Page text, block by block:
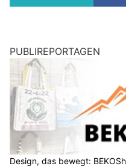
PUBLIREPORTAGEN
Design, das bewegt: